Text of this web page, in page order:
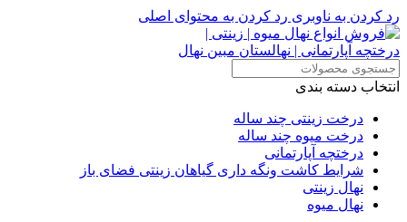
رد کردن به ناوبری رد کردن به محتوای اصلی
انتخاب دسته بندی
درخت زینتی چند ساله
درخت میوه چند ساله
درختچه آپارتمانی
شرایط کاشت ونگه داری گیاهان زینتی فضای باز
نهال زینتی
نهال میوه